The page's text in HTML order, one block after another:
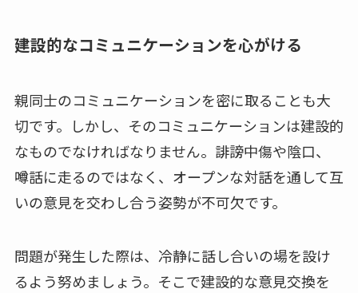
建設的なコミュニケーションを心がける
親同士のコミュニケーションを密に取ることも大
切です。しかし、そのコミュニケーションは建設的
なものでなければなりません。誹謗中傷や陰口、
噂話に走るのではなく、オープンな対話を通して互
いの意見を交わし合う姿勢が不可欠です。
問題が発生した際は、冷静に話し合いの場を設け
るよう努めましょう。そこで建設的な意見交換を